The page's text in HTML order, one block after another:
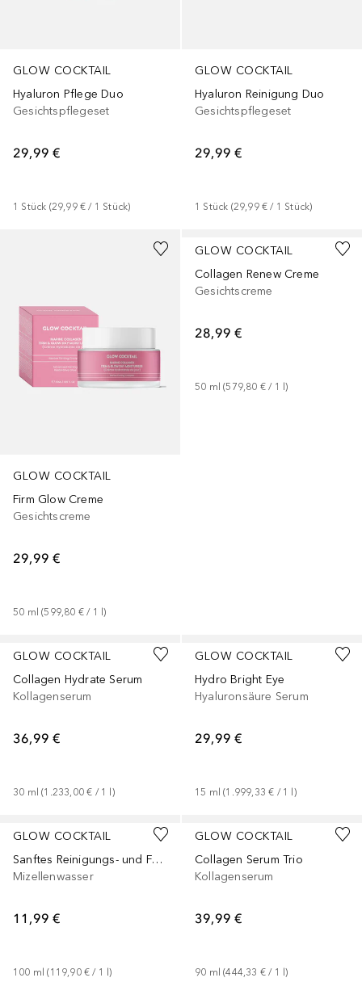
GLOW COCKTAIL
Hyaluron Pflege Duo
Gesichtspflegeset
29,99 €
1 Stück (29,99 € / 1 Stück)
GLOW COCKTAIL
Hyaluron Reinigung Duo
Gesichtspflegeset
29,99 €
1 Stück (29,99 € / 1 Stück)
GLOW COCKTAIL
Firm Glow Creme
Gesichtscreme
29,99 €
50 ml (599,80 € / 1 l)
GLOW COCKTAIL
Collagen Renew Creme
Gesichtscreme
28,99 €
50 ml (579,80 € / 1 l)
GLOW COCKTAIL
Collagen Hydrate Serum
Kollagenserum
36,99 €
30 ml (1.233,00 € / 1 l)
GLOW COCKTAIL
Hydro Bright Eye
Hyaluronsäure Serum
29,99 €
15 ml (1.999,33 € / 1 l)
GLOW COCKTAIL
Sanftes Reinigungs- und Feuchtigkeits-Mizellenwasser
Mizellenwasser
11,99 €
100 ml (119,90 € / 1 l)
GLOW COCKTAIL
Collagen Serum Trio
Kollagenserum
39,99 €
90 ml (444,33 € / 1 l)